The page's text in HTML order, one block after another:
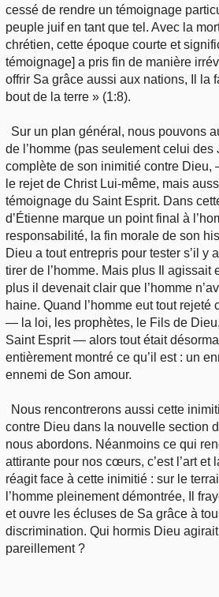
cessé de rendre un témoignage
peuple juif en tant que tel. Avec la
chrétien, cette époque courte et
témoignage] a pris fin de manière
offrir Sa grâce aussi aux nations, Il la
bout de la terre » (1:8).
Sur un plan général, nous pouvons
de l’homme (pas seulement celui des
complète de son inimitié contre
le rejet de Christ Lui-même, mais
témoignage du Saint Esprit. Dans
d’Étienne marque un point final à
responsabilité, la fin morale de son
Dieu a tout entrepris pour tester s’il y
tirer de l’homme. Mais plus Il agissait
plus il devenait clair que l’homme
haine. Quand l’homme eut tout rejeté
— la loi, les prophètes, le Fils de
Saint Esprit — alors tout était
entièrement montré ce qu’il est : un
ennemi de Son amour.
Nous rencontrerons aussi cette
contre Dieu dans la nouvelle section
nous abordons. Néanmoins ce qui
attirante pour nos cœurs, c’est l’art et
réagit face à cette inimitié : sur le
l’homme pleinement démontrée, Il
et ouvre les écluses de Sa grâce à
discrimination. Qui hormis Dieu
pareillement ?